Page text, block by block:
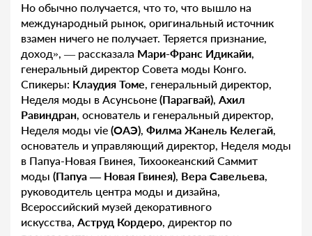
Но обычно получается, что то, что вышло на
международный рынок, оригинальный источник
взамен ничего не получает. Теряется признание,
доход», — рассказала Мари-Франс Идикайи,
генеральный директор Совета моды Конго.
Спикеры: Клаудия Томе, генеральный директор,
Неделя моды в Асунсьоне (Парагвай), Ахил
Равиндран, основатель и генеральный директор,
Неделя моды vie (ОАЭ), Филма Жанель Келегай,
основатель и управляющий директор, Неделя моды
в Папуа-Новая Гвинея, Тихоокеанский Саммит
моды (Папуа — Новая Гвинея), Вера Савельева,
руководитель центра моды и дизайна,
Всероссийский музей декоративного
искусства, Аструд Кордеро, директор по